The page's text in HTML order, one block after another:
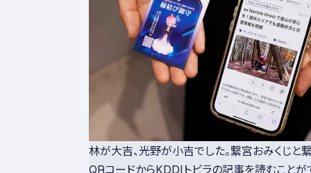
林が大吉、光野が小吉でした。繋宮おみくじと
QRコードからKDDIトビラの記事を読むことが